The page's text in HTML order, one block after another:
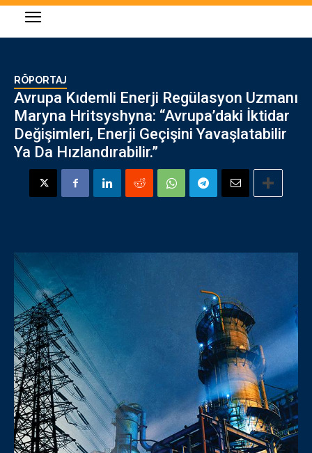
RÖPORTAJ
Avrupa Kıdemli Enerji Regülasyon Uzmanı
Maryna Hritsyshyna: “Avrupa’daki İktidar
Değişimleri, Enerji Geçişini Yavaşlatabilir
Ya Da Hızlandırabilir.”